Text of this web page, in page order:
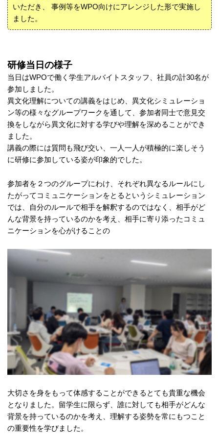
いただき、 事例等をWPO向けにアレンジした形で実施し
ました。
研修当日の様子
当日はWPOで働く学生アルバイトスタッフ、社員の計30名が
参加しました。
異文化理解についての講義をはじめ、異文化シミュレーショ
ン等の様々なグループワークを通して、参加者同士で意見交
換をしながら異文化に対する学びや理解を深めることができ
ました。
講義の際には質問も飛び交い、一人一人が積極的に楽しそう
に研修に参加している姿が印象的でした。
参加者を２つのグループにわけ、それぞれ異なるルールにし
たがってコミュニケーションをとるというシミュレーション
では、自分のルールで相手を解釈するのではなく、相手がど
んな背景を持っているのかを考え、相手に寄り添ったコミュ
ニケーションを心がけることの
大切さを身をもって体感することができるとても貴重な機会
となりました。留学生に限らず、誰に対しても相手がどんな
背景を持っているのかを考え、理解する姿勢を常にもつこと
の重要性を学びました。